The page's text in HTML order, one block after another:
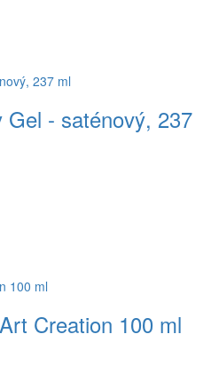
- saténový, 237
Creation 100 ml